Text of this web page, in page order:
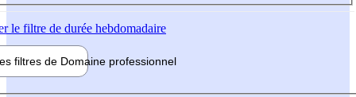
le filtre de durée hebdomadaire
filtres de Domaine professionnel